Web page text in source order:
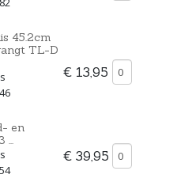
45.2cm
TL-D
€ 13,95
en
...
€ 39,95